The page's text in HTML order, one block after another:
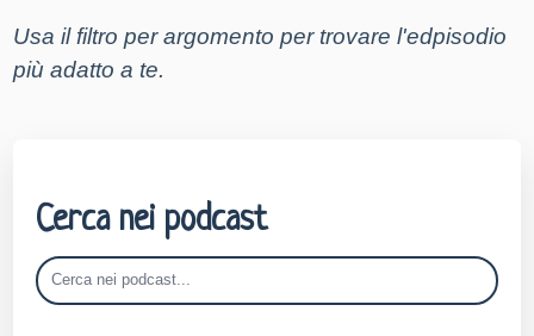
Usa il filtro per argomento per trovare l'edpisodio
più adatto a te.
Cerca nei podcast